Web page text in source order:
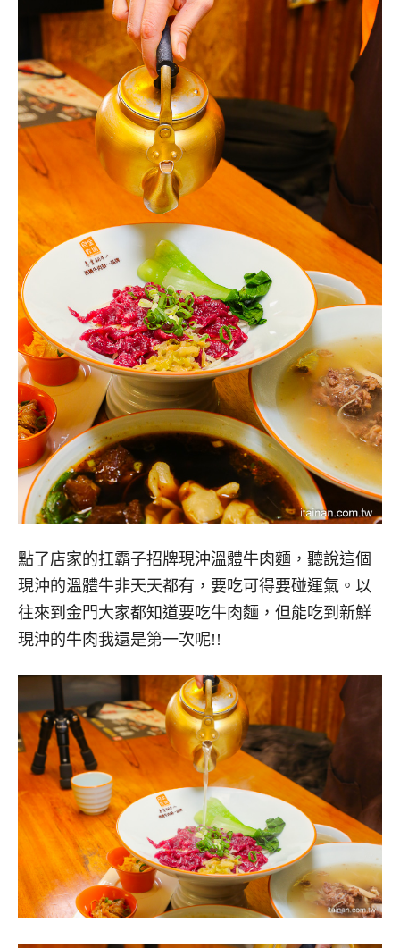
點了店家的扛霸子招牌現沖溫體牛肉麵，聽說這個
現沖的溫體牛非天天都有，要吃可得要碰運氣。以
往來到金門大家都知道要吃牛肉麵，但能吃到新鮮
現沖的牛肉我還是第一次呢!!